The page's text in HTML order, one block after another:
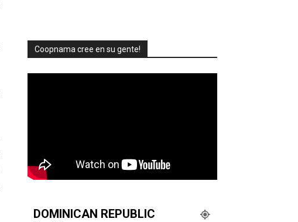
Coopnama cree en su gente!
DOMINICAN REPUBLIC